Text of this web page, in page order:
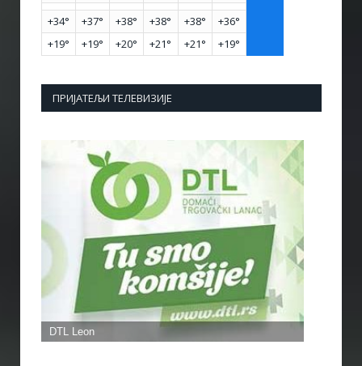
+34° +37° +38° +38° +38° +36°
+19° +19° +20° +21° +21° +19°
ПРИЈАТЕЉИ ТЕЛЕВИЗИЈЕ